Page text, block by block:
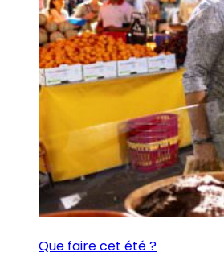
Que faire cet été ?